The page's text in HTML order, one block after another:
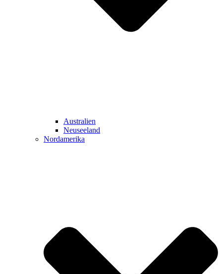
Australien
Neuseeland
Nordamerika